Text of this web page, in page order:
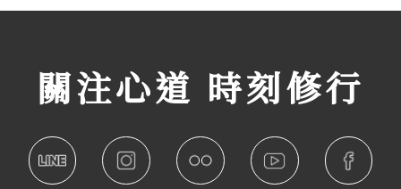
關注心道 時刻修行